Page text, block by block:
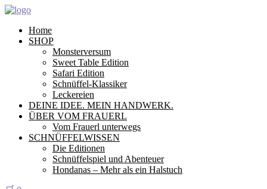
Home
SHOP
Monsterversum
Sweet Table Edition
Safari Edition
Schnüffel-Klassiker
Leckereien
DEINE IDEE. MEIN HANDWERK.
ÜBER VOM FRAUERL
Vom Frauerl unterwegs
SCHNÜFFELWISSEN
Die Editionen
Schnüffelspiel und Abenteuer
Hondanas – Mehr als ein Halstuch